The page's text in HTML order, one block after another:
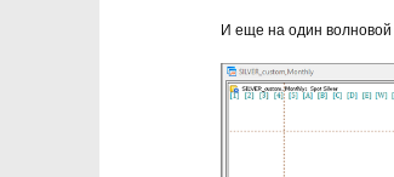
И еще на один